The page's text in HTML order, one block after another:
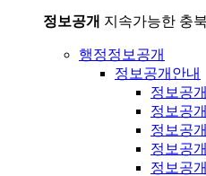
정보공개 지속가능한 충
행정정보공개
정보공개안내
정보공
정보공
정보공
정보공
정보공